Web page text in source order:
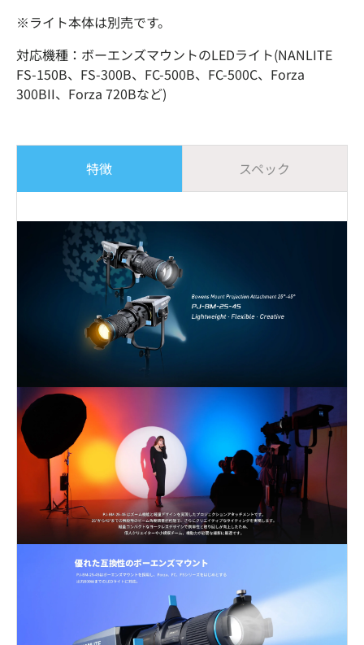
※ライト本体は別売です。
対応機種：ボーエンズマウントのLEDライト(NANLITE
FS-150B、FS-300B、FC-500B、FC-500C、Forza
300BII、Forza 720Bなど)
特徴 スペック